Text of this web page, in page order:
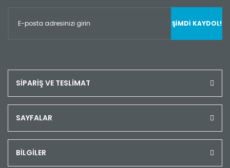
ŞİMDİ KAYDOL!
SİPARİŞ VE TESLİMAT
SAYFALAR
BİLGİLER